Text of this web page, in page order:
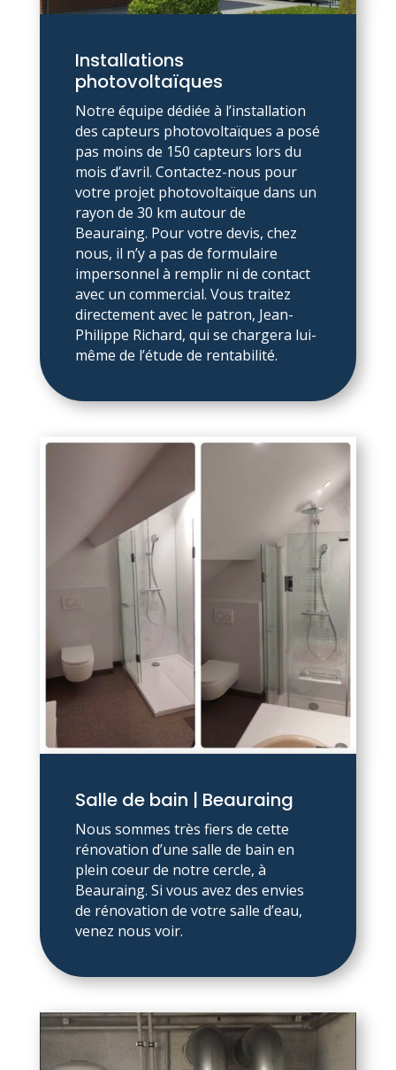
Installations
photovoltaïques
Notre équipe dédiée à l’installation
des capteurs photovoltaïques a posé
pas moins de 150 capteurs lors du
mois d’avril. Contactez-nous pour
votre projet photovoltaïque dans un
rayon de 30 km autour de
Beauraing. Pour votre devis, chez
nous, il n’y a pas de formulaire
impersonnel à remplir ni de contact
avec un commercial. Vous traitez
directement avec le patron, Jean-
Philippe Richard, qui se chargera lui-
même de l’étude de rentabilité.
Salle de bain | Beauraing
Nous sommes très fiers de cette
rénovation d’une salle de bain en
plein coeur de notre cercle, à
Beauraing. Si vous avez des envies
de rénovation de votre salle d’eau,
venez nous voir.